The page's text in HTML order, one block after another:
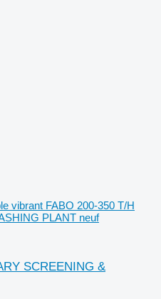
vibrant FABO 200-350 T/H
PLANT neuf
SCREENING &